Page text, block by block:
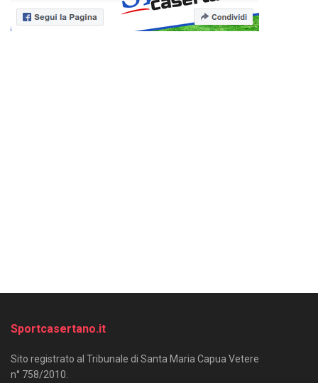
Sportcasertano.it
Sito registrato al Tribunale di Santa Maria Capua Vetere
n° 758/2010.